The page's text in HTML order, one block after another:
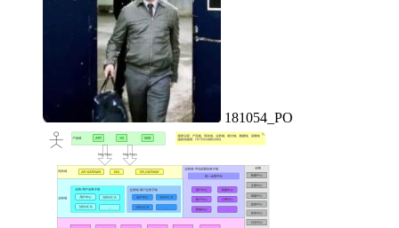
181054_PO